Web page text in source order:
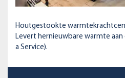
Houtgestookte
Levert hernieuwbare warmte aan
a Service).